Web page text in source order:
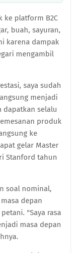
ke platform B2C
buah, sayuran,
karena dampak
mengambil
saya sudah
menjadi
dapatkan selalu
produk
ke
gelar Master
Stanford tahun
soal nominal,
depan
"Saya rasa
masa depan